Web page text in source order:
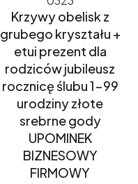
Krzywy obelisk z
grubego kryształu +
etui prezent dla
rodziców jubileusz
rocznicę ślubu 1-99
urodziny złote
srebrne gody
UPOMINEK
BIZNESOWY
FIRMOWY